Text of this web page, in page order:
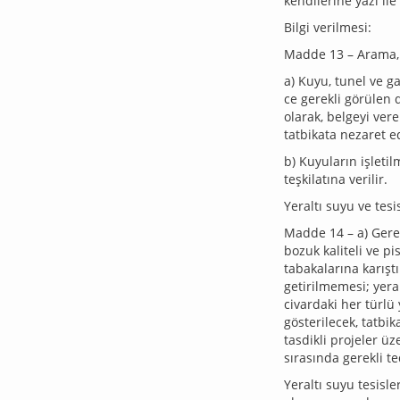
Bilgi verilmesi:
Madde 13 –
a) Kuyu, tunel ve
ce gerekli görülen
olarak, belgeyi
tatbikata nezaret
b) Kuyuların
teşkilatına verilir.
Yeraltı suyu ve
Madde 14 – a)
bozuk kaliteli ve
tabakalarına
getirilmemesi;
civardaki her türlü
gösterilecek,
tasdikli projeler
sırasında gerekli
Yeraltı suyu